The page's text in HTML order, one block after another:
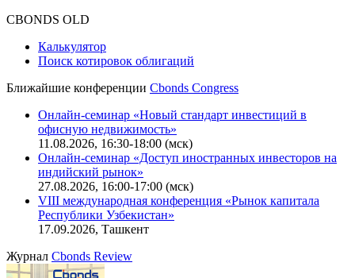
CBONDS OLD
Калькулятор
Поиск котировок облигаций
Ближайшие конференции Cbonds Congress
Онлайн-семинар «Новый стандарт инвестиций в
офисную недвижимость»
11.08.2026, 16:30-18:00 (мск)
Онлайн-семинар «Доступ иностранных инвесторов на
индийский рынок»
27.08.2026, 16:00-17:00 (мск)
VIII международная конференция «Рынок капитала
Республики Узбекистан»
17.09.2026, Ташкент
Журнал Cbonds Review